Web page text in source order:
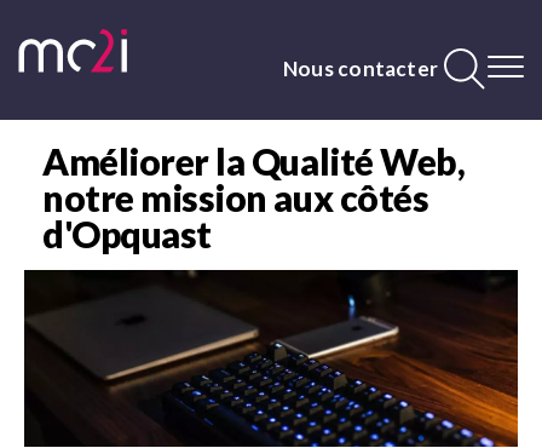
Nous contacter
Contenu
principalAméliorer la Qualité Web,
notre mission aux côtés
d'Opquast